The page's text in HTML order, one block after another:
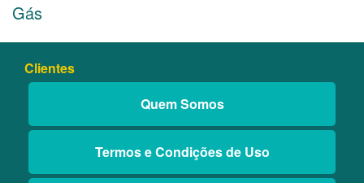
Gás
Clientes
Quem Somos
Termos e Condições de Uso